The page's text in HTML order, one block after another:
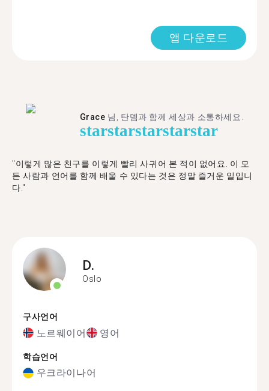
앱 다운로드
Grace 님, 탄뎀과 함께 세상과 소통하세요.
starstarstarstarstar
"이렇게 많은 친구를 이렇게 빨리 사귀어 본 적이 없어요. 이 모
든 사람과 언어를 함께 배울 수 있다는 것은 정말 즐거운 일입니
다."
D.
Oslo
구사언어
노르웨이어 영어
학습언어
우크라이나어